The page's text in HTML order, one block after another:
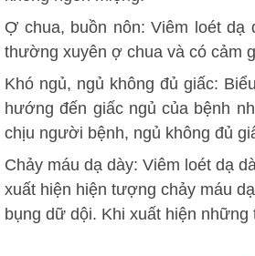
Ợ chua, buồn nôn: Viêm loét
thường xuyên ợ chua và có cảm
Khó ngủ, ngủ không đủ giấc:
hướng đến giấc ngủ của bệnh
chịu người bệnh, ngủ không đủ
Chảy máu dạ dày: Viêm loét dạ
xuất hiện hiện tượng chảy máu
bụng dữ dội. Khi xuất hiện